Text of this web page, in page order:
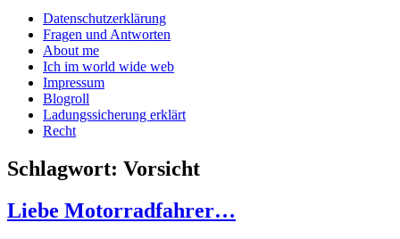
Facebook
anzeigen
Twitter
anzeigen
auf
Instagram
anzeigen
Main
menu
Skip
content
Datenschutzerklärung
Fragen und Antworten
About me
Ich im world wide web
Impressum
Blogroll
Ladungssicherung erklärt
Recht
Schlagwort: Vorsicht
Liebe Motorradfahrer…